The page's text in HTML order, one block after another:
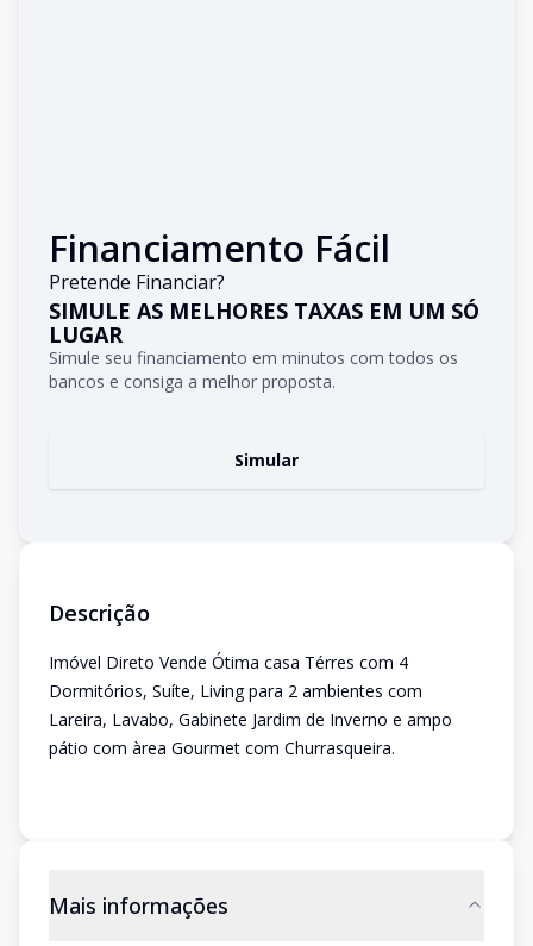
Financiamento Fácil
Pretende Financiar?
SIMULE AS MELHORES TAXAS EM UM SÓ
LUGAR
Simule seu financiamento em minutos com todos os
bancos e consiga a melhor proposta.
Simular
Descrição
Imóvel Direto Vende Ótima casa Térres com 4
Dormitórios, Suíte, Living para 2 ambientes com
Lareira, Lavabo, Gabinete Jardim de Inverno e ampo
pátio com àrea Gourmet com Churrasqueira.
Mais informações